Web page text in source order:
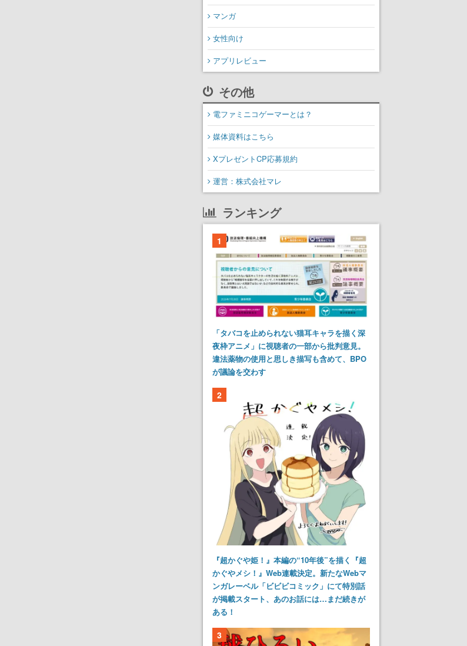
マンガ
女性向け
アプリレビュー
その他
電ファミニコゲーマーとは？
媒体資料はこちら
XプレゼントCP応募規約
運営：株式会社マレ
ランキング
1
「タバコを止められない猫耳キャラを描く深
夜枠アニメ」に視聴者の一部から批判意見。
違法薬物の使用と思しき描写も含めて、BPO
が議論を交わす
2
『超かぐや姫！』本編の“10年後”を描く『超
かぐやメシ！』Web連載決定。新たなWebマ
ンガレーベル「ビビビコミック」にて特別話
が掲載スタート、あのお話には…まだ続きが
ある！
3